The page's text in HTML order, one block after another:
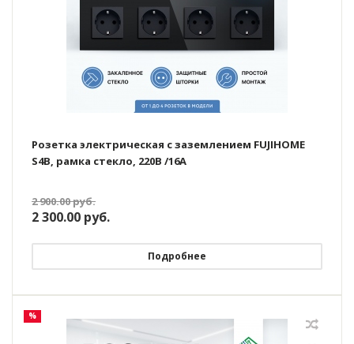
Розетка электрическая с заземлением FUJIHOME
S4B, рамка стекло, 220В /16А
2 900.00руб.
2 300.00 руб.
Подробнее
%